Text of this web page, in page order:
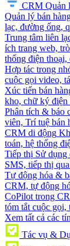
CRM Quản
Quản lý bán
lạc, đường ống,
Trung tâm liên
ích trang web,
thống điện thoại,
Hợp tác trong
cuộc gọi video,
Xúc tiến bán
kho, chữ ký
Phân tích & báo
viên, Trí tuệ bán
CRM di động
toán, hệ thống
Tiếp thị Sử dụng
SMS, tiếp thị
Tự động hóa &
CRM, tự động
CoPilot trong
tóm tắt cuộc gọi,
Xem tất cả các
Tác vụ &